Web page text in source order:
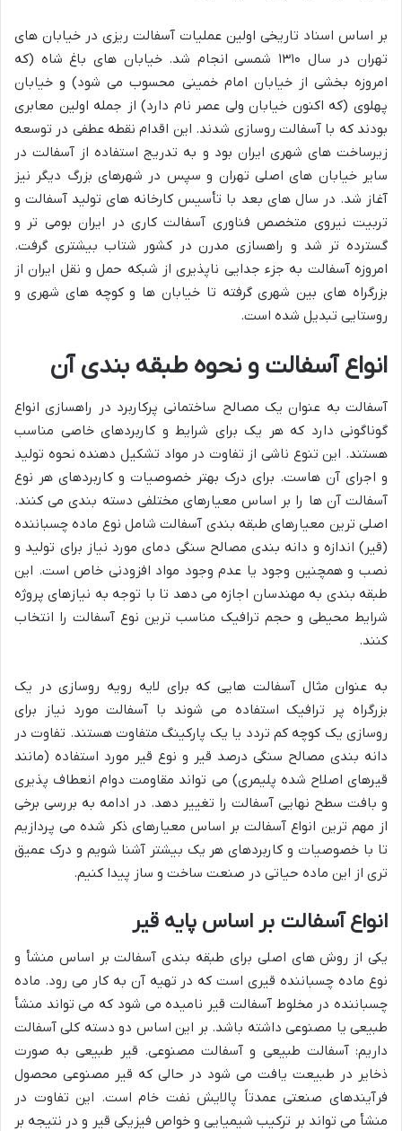
بر اساس اسناد تاریخی اولین عملیات آسفالت ریزی در خیابان های
تهران در سال ۱۳۱۰ شمسی انجام شد. خیابان های باغ شاه (که
امروزه بخشی از خیابان امام خمینی محسوب می شود) و خیابان
پهلوی (که اکنون خیابان ولی عصر نام دارد) از جمله اولین معابری
بودند که با آسفالت روسازی شدند. این اقدام نقطه عطفی در توسعه
زیرساخت های شهری ایران بود و به تدریج استفاده از آسفالت در
سایر خیابان های اصلی تهران و سپس در شهرهای بزرگ دیگر نیز
آغاز شد. در سال های بعد با تأسیس کارخانه های تولید آسفالت و
تربیت نیروی متخصص فناوری آسفالت کاری در ایران بومی تر و
گسترده تر شد و راهسازی مدرن در کشور شتاب بیشتری گرفت.
امروزه آسفالت به جزء جدایی ناپذیری از شبکه حمل و نقل ایران از
بزرگراه های بین شهری گرفته تا خیابان ها و کوچه های شهری و
روستایی تبدیل شده است.
انواع آسفالت و نحوه طبقه بندی آن
آسفالت به عنوان یک مصالح ساختمانی پرکاربرد در راهسازی انواع
گوناگونی دارد که هر یک برای شرایط و کاربردهای خاصی مناسب
هستند. این تنوع ناشی از تفاوت در مواد تشکیل دهنده نحوه تولید
و اجرای آن هاست. برای درک بهتر خصوصیات و کاربردهای هر نوع
آسفالت آن ها را بر اساس معیارهای مختلفی دسته بندی می کنند.
اصلی ترین معیارهای طبقه بندی آسفالت شامل نوع ماده چسباننده
(قیر) اندازه و دانه بندی مصالح سنگی دمای مورد نیاز برای تولید و
نصب و همچنین وجود یا عدم وجود مواد افزودنی خاص است. این
طبقه بندی به مهندسان اجازه می دهد تا با توجه به نیازهای پروژه
شرایط محیطی و حجم ترافیک مناسب ترین نوع آسفالت را انتخاب
کنند.
به عنوان مثال آسفالت هایی که برای لایه رویه روسازی در یک
بزرگراه پر ترافیک استفاده می شوند با آسفالت مورد نیاز برای
روسازی یک کوچه کم تردد یا یک پارکینگ متفاوت هستند. تفاوت در
دانه بندی مصالح سنگی درصد قیر و نوع قیر مورد استفاده (مانند
قیرهای اصلاح شده پلیمری) می تواند مقاومت دوام انعطاف پذیری
و بافت سطح نهایی آسفالت را تغییر دهد. در ادامه به بررسی برخی
از مهم ترین انواع آسفالت بر اساس معیارهای ذکر شده می پردازیم
تا با خصوصیات و کاربردهای هر یک بیشتر آشنا شویم و درک عمیق
تری از این ماده حیاتی در صنعت ساخت و ساز پیدا کنیم.
انواع آسفالت بر اساس پایه قیر
یکی از روش های اصلی برای طبقه بندی آسفالت بر اساس منشأ و
نوع ماده چسباننده قیری است که در تهیه آن به کار می رود. ماده
چسباننده در مخلوط آسفالت قیر نامیده می شود که می تواند منشأ
طبیعی یا مصنوعی داشته باشد. بر این اساس دو دسته کلی آسفالت
داریم: آسفالت طبیعی و آسفالت مصنوعی. قیر طبیعی به صورت
ذخایر در طبیعت یافت می شود در حالی که قیر مصنوعی محصول
فرآیندهای صنعتی عمدتاً پالایش نفت خام است. این تفاوت در
منشأ می تواند بر ترکیب شیمیایی و خواص فیزیکی قیر و در نتیجه بر